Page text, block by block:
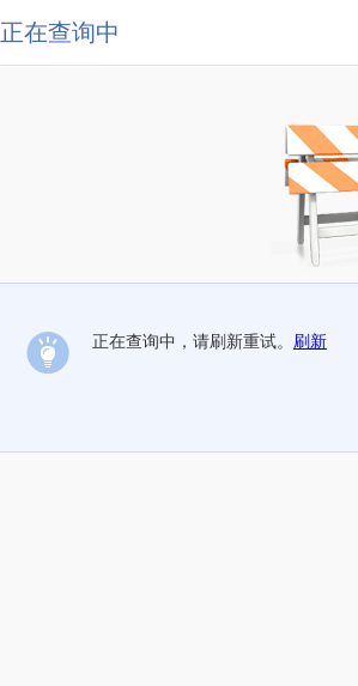
正在查询中
正在查询中，请刷新重试。 刷新